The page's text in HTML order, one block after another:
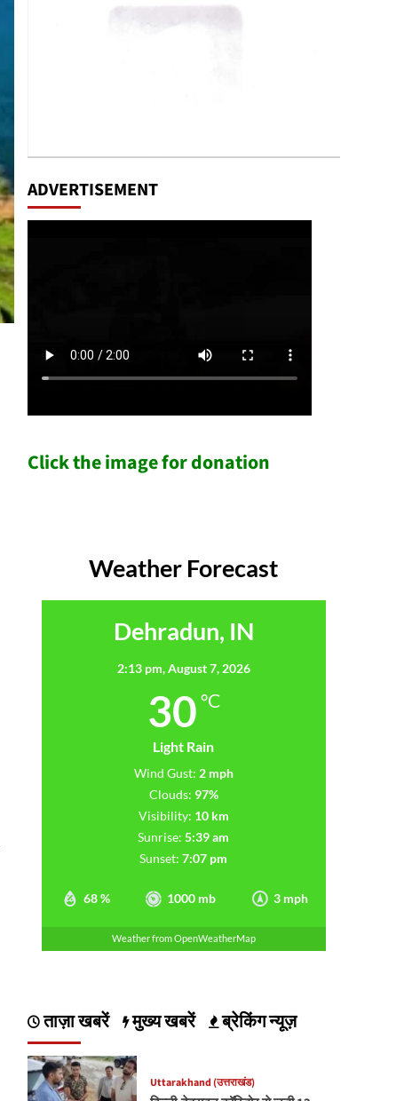
ADVERTISEMENT
Click the image for donation
Weather Forecast
Dehradun, IN
2:13 pm,August 7, 2026
30 °C
Light Rain
68 % 1000 mb 3 mph
Wind Gust: 2 mph
Clouds: 97%
Visibility: 10 km
Sunrise: 5:39 am
Sunset: 7:07 pm
Weather from OpenWeatherMap
ताज़ा खबरें मुख्य खबरें ब्रेकिंग न्यूज़
Uttarakhand (उत्तराखंड)